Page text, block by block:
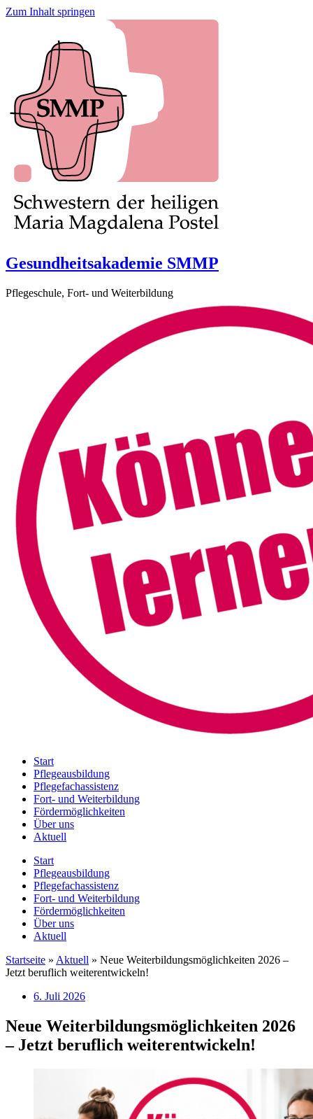
Zum Inhalt springen
Gesundheitsakademie SMMP
Pflegeschule, Fort- und Weiterbildung
Start
Pflegeausbildung
Pflegefachassistenz
Fort- und Weiterbildung
Fördermöglichkeiten
Über uns
Aktuell
Start
Pflegeausbildung
Pflegefachassistenz
Fort- und Weiterbildung
Fördermöglichkeiten
Über uns
Aktuell
Startseite » Aktuell » Neue Weiterbildungsmöglichkeiten 2026 –
Jetzt beruflich weiterentwickeln!
6. Juli 2026
Neue Weiterbildungsmöglichkeiten 2026
– Jetzt beruflich weiterentwickeln!